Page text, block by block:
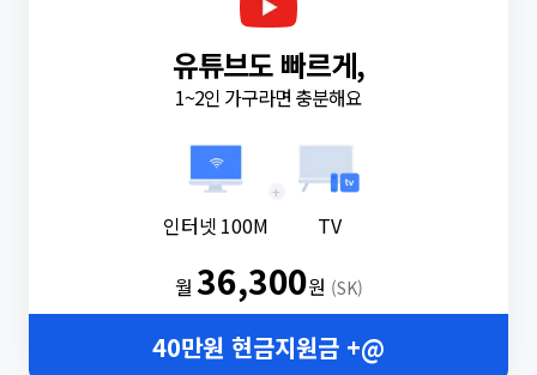
유튜브도 빠르게,
1~2인 가구라면 충분해요
인터넷 100M
+
TV
월36,300원 (SK)
40만원 현금지원금 +@